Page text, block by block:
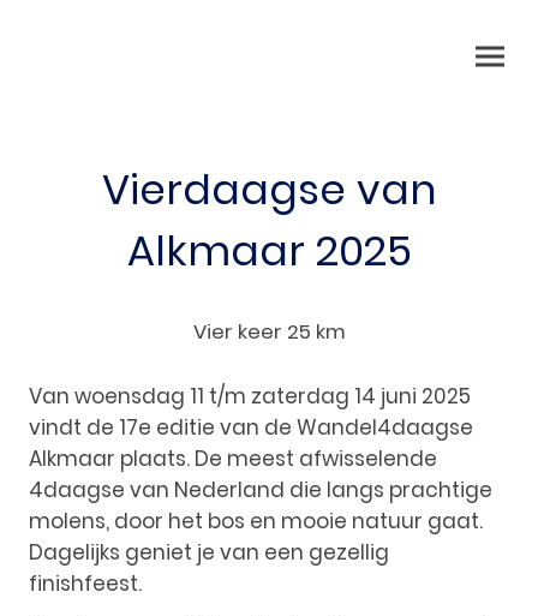
Vierdaagse van
Alkmaar 2025
Vier keer 25 km
Van woensdag 11 t/m zaterdag 14 juni 2025
vindt de 17e editie van de Wandel4daagse
Alkmaar plaats. De meest afwisselende
4daagse van Nederland die langs prachtige
molens, door het bos en mooie natuur gaat.
Dagelijks geniet je van een gezellig
finishfeest.